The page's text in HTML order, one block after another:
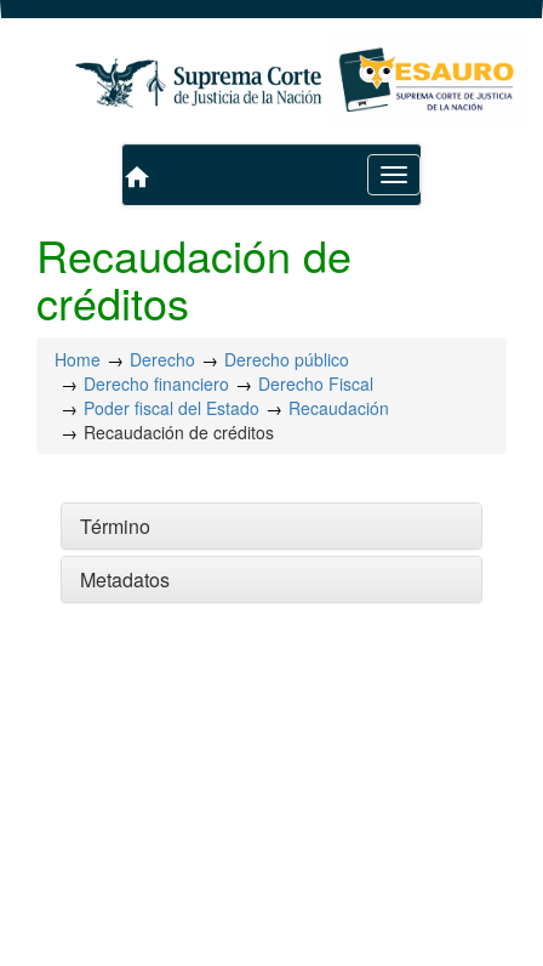
Toggle
navigation
home
Recaudación de
créditos
Home Derecho
Derecho público
Derecho financiero
Derecho Fiscal
Poder fiscal del Estado
Recaudación
Recaudación de créditos
Término
Metadatos